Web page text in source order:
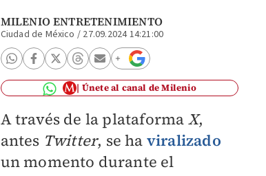
MILENIO ENTRETENIMIENTO
Ciudad de México / 27.09.2024 14:21:00
Únete al canal de Milenio
A través de la plataforma X,
antes Twitter, se ha viralizado
un momento durante el